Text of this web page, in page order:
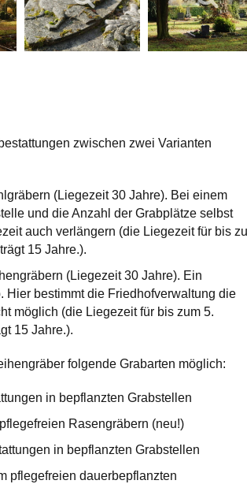
zwischen zwei Varianten
(Liegezeit 30 Jahre). Bei einem
und die Anzahl der Grabplätze selbst
auch verlängern (die Liegezeit für bis
15 Jahre.).
(Liegezeit 30 Jahre). Ein
Hier bestimmt die Friedhofverwaltung die
möglich (die Liegezeit für bis zum 5.
15 Jahre.).
folgende Grabarten möglich:
in bepflanzten Grabstellen
Rasengräbern (neu!)
in bepflanzten Grabstellen
pflegefreien dauerbepflanzten